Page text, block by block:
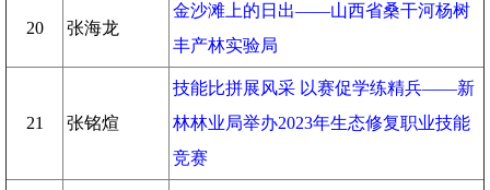
20 张海龙
金沙滩上的日出——山西省桑干河杨树
丰产林实验局
21 张铭煊
技能比拼展风采 以赛促学练精兵——新
林林业局举办2023年生态修复职业技能
竞赛